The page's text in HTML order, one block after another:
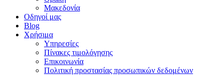
Μακεδονία
Οδηγοί μας
Blog
Χρήσιμα
Υπηρεσίες
Πίνακες τιμολόγησης
Επικοινωνία
Πολιτική προστασίας προσωπικών δεδομένων